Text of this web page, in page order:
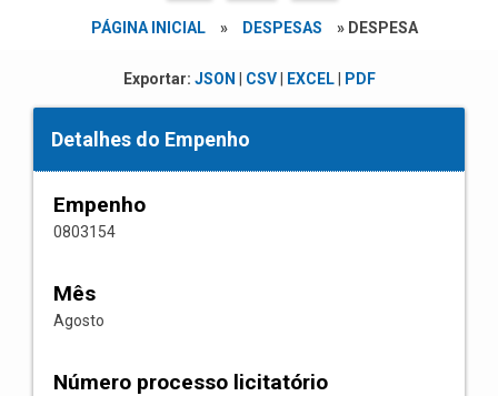
PÁGINA INICIAL » DESPESAS » DESPESA
Exportar: JSON CSV| EXCEL| PDF
Detalhes do Empenho
Empenho
0803154
Mês
Agosto
Número processo licitatório